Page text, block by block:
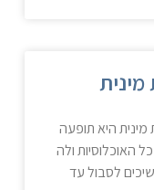
מינית
היא תופעה
האוכלוסיות ולה
לסבול עד